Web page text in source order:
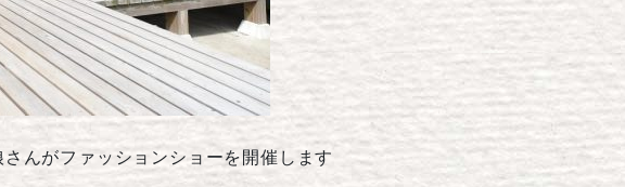
んがファッションショーを開催します